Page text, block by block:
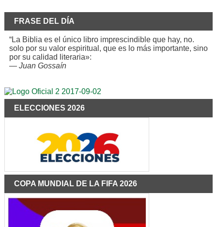
FRASE DEL DÍA
“La Biblia es el único libro imprescindible que hay, no.
solo por su valor espiritual, que es lo más importante, sino
por su calidad literaria»:
— Juan Gossaín
ELECCIONES 2026
COPA MUNDIAL DE LA FIFA 2026